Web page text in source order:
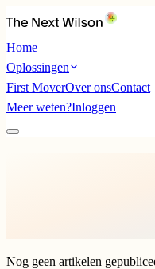
Home
Oplossingen
First MoverOver onsContact
Meer weten?Inloggen
Nog geen artikelen